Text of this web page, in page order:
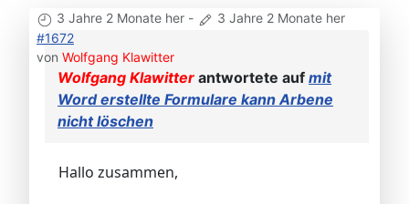
3 Jahre 2 Monate her -
3 Jahre 2 Monate her
#1672
von Wolfgang Klawitter
Wolfgang Klawitter antwortete auf mit
Word erstellte Formulare kann Arbene
nicht löschen
Hallo zusammen,